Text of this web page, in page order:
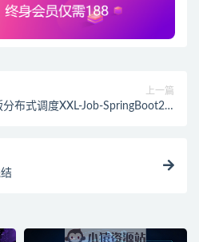
上一篇
布式调度XXL-Job-SpringBoot2.X
结